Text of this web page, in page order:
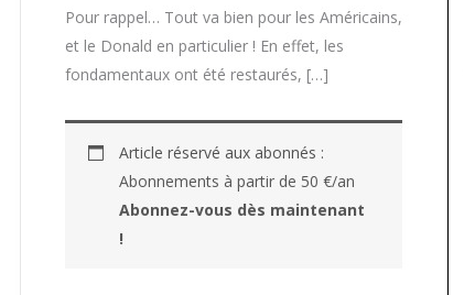
Pour rappel… Tout va bien pour les Américains,
et le Donald en particulier ! En effet, les
fondamentaux ont été restaurés, […]
Article réservé aux abonnés :
Abonnements à partir de 50 €/an
Abonnez-vous dès maintenant
!